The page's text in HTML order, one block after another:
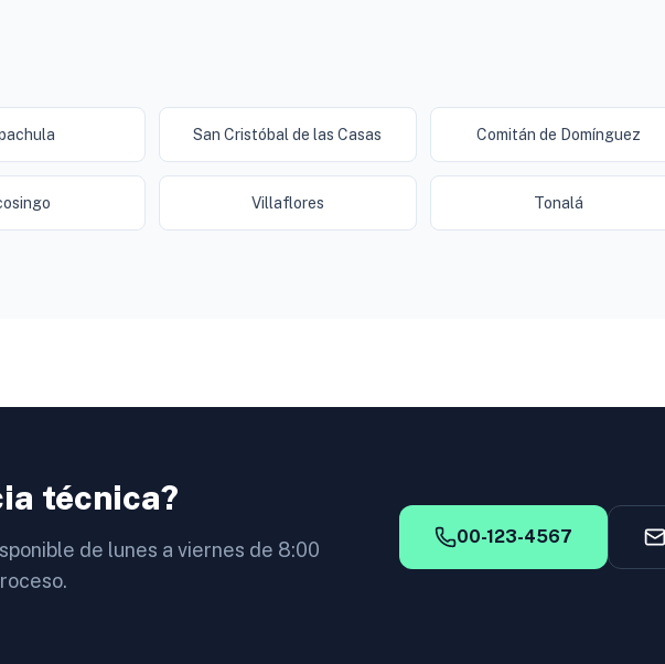
San Cristóbal de las Casas Comitán de Domínguez
Villaflores Tonalá
técnica?
de lunes a viernes de 8:00
00-123-4567